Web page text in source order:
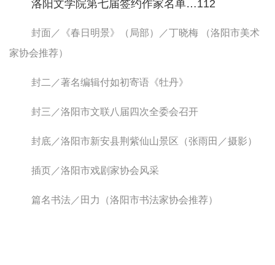
洛阳文学院第七届签约作家名单…112
封面／《春日明景》（局部）／丁晓梅 （洛阳市美术
家协会推荐）
封二／著名编辑付如初寄语《牡丹》
封三／洛阳市文联八届四次全委会召开
封底／洛阳市新安县荆紫仙山景区（张雨田／摄影）
插页／洛阳市戏剧家协会风采
篇名书法／田力（洛阳市书法家协会推荐）